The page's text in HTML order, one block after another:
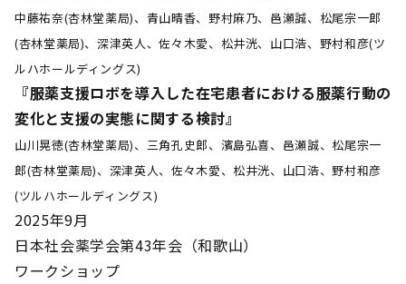
中藤祐奈(杏林堂薬局)、青山晴香、野村麻乃、邑瀬誠、松尾宗一郎
(杏林堂薬局)、深津英人、佐々木愛、松井洸、山口浩、野村和彦(ツ
ルハホールディングス)
『服薬支援ロボを導入した在宅患者における服薬行動の
変化と支援の実態に関する検討』
山川晃徳(杏林堂薬局)、三角孔史郎、濱島弘喜、邑瀬誠、松尾宗一
郎(杏林堂薬局)、深津英人、佐々木愛、松井洸、山口浩、野村和彦
(ツルハホールディングス)
2025年9月
日本社会薬学会第43年会（和歌山）
ワークショップ